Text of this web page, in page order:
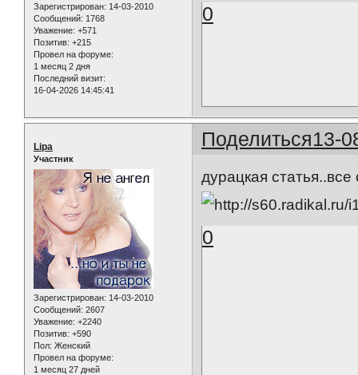
Зарегистрирован: 14-03-2010
Сообщений: 1768
Уважение: +571
Позитив: +215
Провел на форуме:
1 месяц 2 дня
Последний визит:
16-04-2026 14:45:41
0
Поделиться13-
Lipa
Участник
Зарегистрирован: 14-03-2010
Сообщений: 2607
Уважение: +2240
Позитив: +590
Пол: Женский
Провел на форуме:
1 месяц 27 дней
дурацкая
0